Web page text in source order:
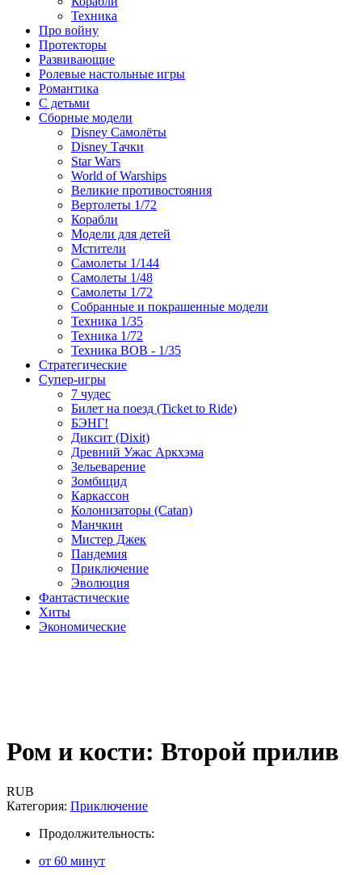
Техника
Про войну
Протекторы
Развивающие
Ролевые настольные игры
Романтика
С детьми
Сборные модели
Disney Самолёты
Disney Тачки
Star Wars
World of Warships
Великие противостояния
Вертолеты 1/72
Корабли
Модели для детей
Мстители
Самолеты 1/144
Самолеты 1/48
Самолеты 1/72
Собранные и покрашенные модели
Техника 1/35
Техника 1/72
Техника ВОВ - 1/35
Стратегические
Супер-игры
7 чудес
Билет на поезд (Ticket to Ride)
БЭНГ!
Диксит (Dixit)
Древний Ужас Аркхэма
Зельеварение
Зомбицид
Каркассон
Колонизаторы (Catan)
Манчкин
Мистер Джек
Пандемия
Приключение
Эволюция
Фантастические
Хиты
Экономические
Ром и кости: Второй прилив
RUB
Категория: Приключение
Продолжительность:
от 60 минут